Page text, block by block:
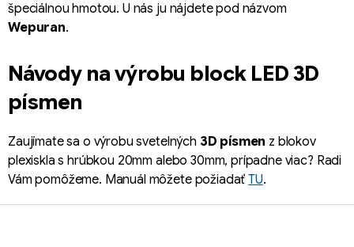
c
i
r
v
k
v
ý
p
špeciálnou hmotou. U nás ju nájdete pod názvom
Wepuran.
Návody na výrobu block LED 3D
písmen
Zaujímate sa o výrobu svetelných 3D písmen z blokov
plexiskla s hrúbkou 20mm alebo 30mm, prípadne viac? Radi
Vám pomôžeme. Manuál môžete požiadaťTU.